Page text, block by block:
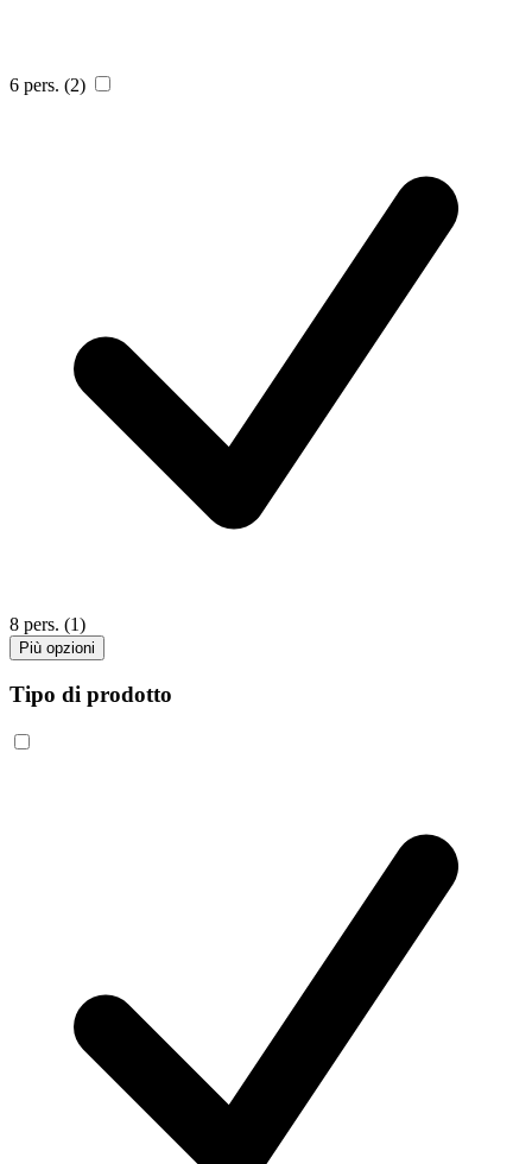
6 pers. (2)
8 pers. (1)
Più opzioni
Tipo di prodotto